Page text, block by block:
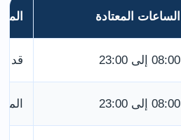
الساعات المعتادة
08:00 إلى 23:00 قد
08:00 إلى 23:00